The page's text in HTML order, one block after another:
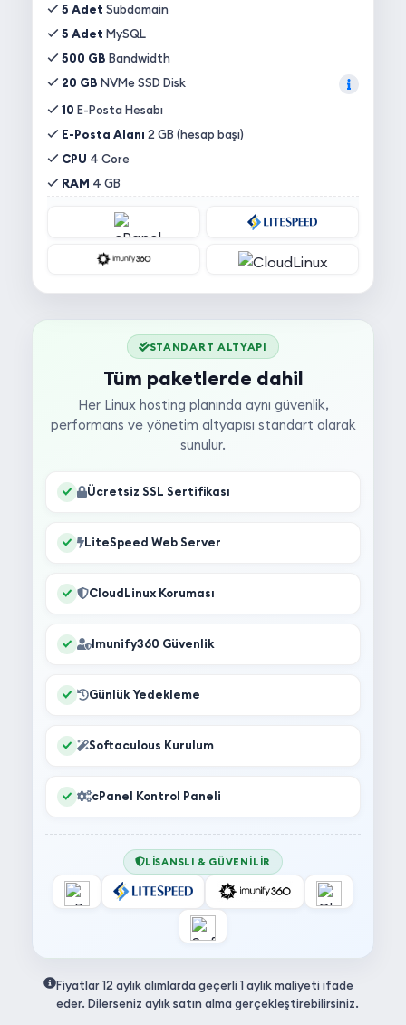
5 Adet Subdomain
5 Adet MySQL
500 GB Bandwidth
20 GB NVMe SSD Disk
10 E-Posta Hesabı
E-Posta Alanı 2 GB (hesap başı)
CPU 4 Core
RAM 4 GB
STANDART ALTYAPI
Tüm paketlerde dahil
Her Linux hosting planında aynı güvenlik,
performans ve yönetim altyapısı standart olarak
sunulur.
Ücretsiz SSL Sertifikası
LiteSpeed Web Server
CloudLinux Koruması
Imunify360 Güvenlik
Günlük Yedekleme
Softaculous Kurulum
cPanel Kontrol Paneli
LISANSLI & GÜVENILIR
Fiyatlar 12 aylık alımlarda geçerli 1 aylık maliyeti ifade
eder. Dilerseniz aylık satın alma gerçekleştirebilirsiniz.